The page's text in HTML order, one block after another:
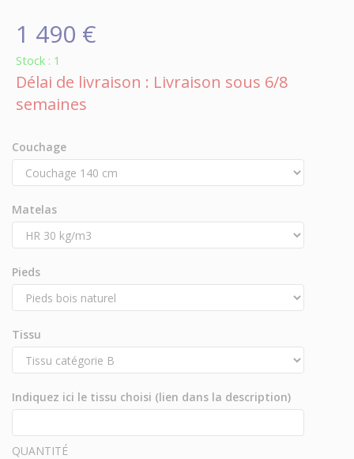
1 490 €
Stock : 1
Délai de livraison : Livraison sous 6/8
semaines
Couchage
Matelas
Pieds
Tissu
Indiquez ici le tissu choisi (lien dans la description)
QUANTITÉ